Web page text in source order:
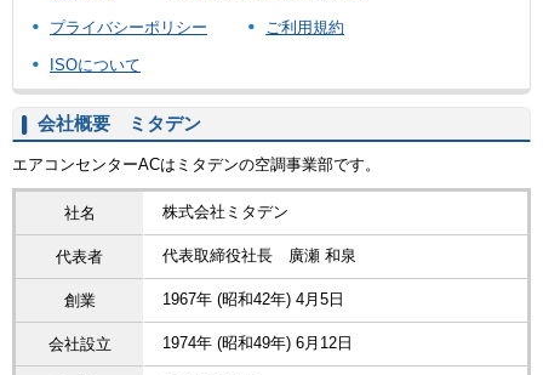
プライバシーポリシー ご利用規約
ISOについて
会社概要 ミタデン
エアコンセンターACはミタデンの空調事業部です。
社名 株式会社ミタデン
代表者 代表取締役社長 廣瀬 和泉
創業 1967年 (昭和42年) 4月5日
会社設立 1974年 (昭和49年) 6月12日